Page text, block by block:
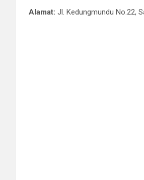
Alamat: Jl. Kedungmundu No.22,